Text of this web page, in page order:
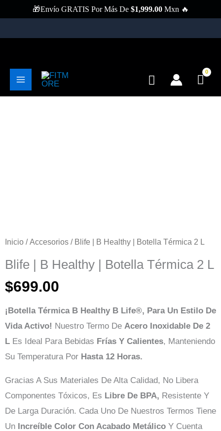
Contenido
Main
Buscar
Inicio /Accesorios / Blife | B Healthy | Botella Térmica 2 L
Blife | B Healthy | Botella Térmica 2 L
$699.00
¡Botella Térmica B Healthy B Life®, Para Un Estilo De
Vida Activo! Nuestro Termo De Acero Inoxidable De 2
L Es Ideal Para Bebidas Frías Y Calientes, Manteniendo
Su Temperatura Por Hasta 12 Horas.
Gracias A Sus Materiales De Alta Calidad, No Libera
Componentes Tóxicos, Es Libre De BPA, Resistente Y
De Larga Duración. Cada Uno De Nuestros Termos Tiene
Un Increíble Color Con Acabado Metálico Y Cuenta
🎁Envío GRATIS Por Más De $1,999.00Mxn 🔥